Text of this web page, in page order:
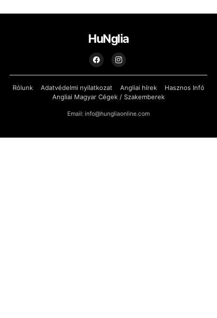
HuNglia
Rólunk Adatvédelmi nyilatkozat Angliai hírek
Hasznos Infó
Angliai Magyar Cégek / Szakemberek
Email: info@hungliaonline.com